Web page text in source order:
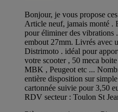
Bonjour, je vous propose
Article neuf, jamais monté .
pour éliminer des vibrations
embout 27mm. Livrés avec
Distrimoto . idéal pour
votre scooter , 50 meca
MBK , Peugeot etc ...
entière disposition sur
cartonnée suivie pour 3,50
RDV secteur : Toulon St